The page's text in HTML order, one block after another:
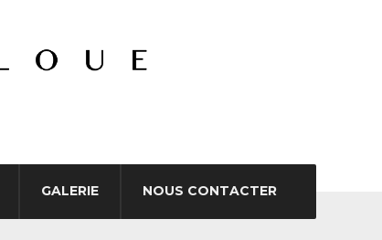
GALERIE NOUS CONTACTER